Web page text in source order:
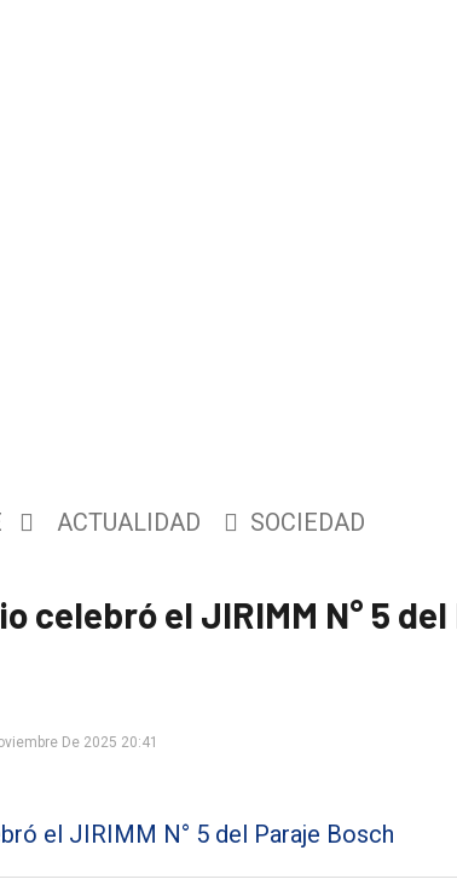
ACTUALIDAD SOCIEDAD
celebró el JIRIMM N° 5
De 2025 20:41